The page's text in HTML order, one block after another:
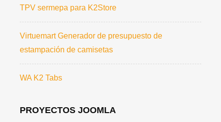
TPV sermepa para K2Store
Virtuemart Generador de presupuesto de
estampación de camisetas
WA K2 Tabs
PROYECTOS JOOMLA